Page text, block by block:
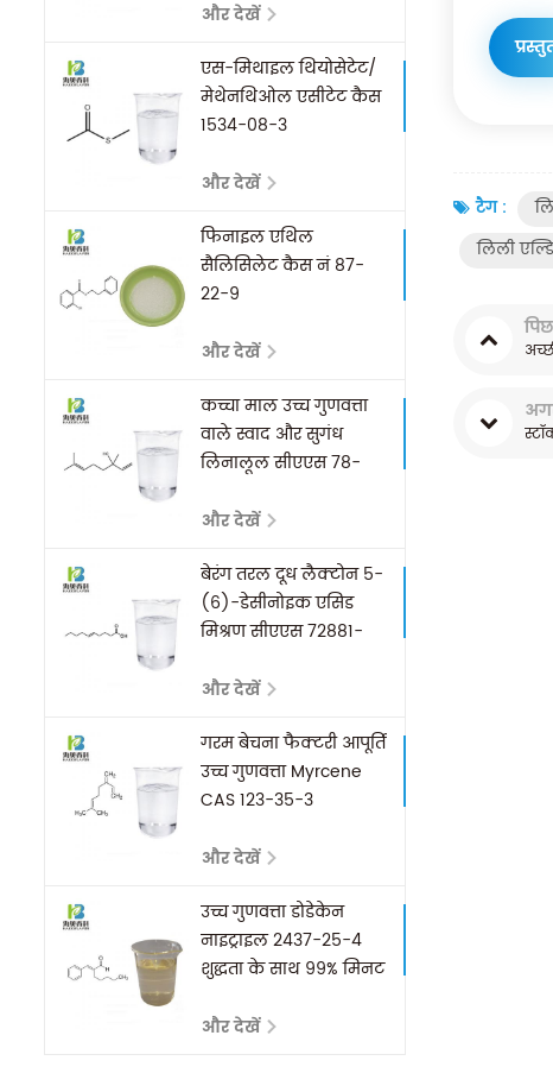
और देखें
एस-मिथाइल थियोसेटेट/
मेथेनथिओल एसीटेट कैस
1534-08-3
और देखें
फिनाइल एथिल
सैलिसिलेट कैस नं 87-
22-9
और देखें
कच्चा माल उच्च गुणवत्ता
वाले स्वाद और सुगंध
लिनालूल सीएएस 78-
और देखें
बेरंग तरल दूध लैक्टोन 5-
(6)-डेसीनोइक एसिड
मिश्रण सीएएस 72881-
आपूर्ति
और देखें
गरम बेचना फैक्टरी आपूर्ति
उच्च गुणवत्ता Myrcene
CAS 123-35-3
और देखें
उच्च गुणवत्ता डोडेकेन
नाइट्राइल 2437-25-4
शुद्धता के साथ 99% मिनट
और देखें
टैग :
लिली